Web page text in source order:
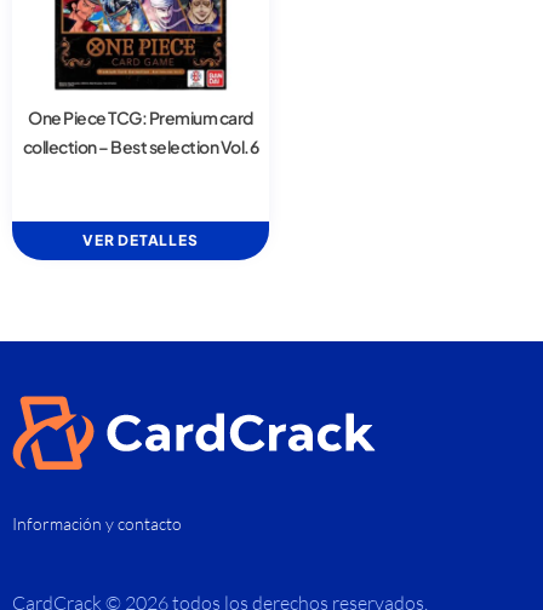
One Piece TCG: Premium card
collection – Best selection Vol.6
VER DETALLES
Información y contacto
CardCrack © 2026 todos los derechos reservados.